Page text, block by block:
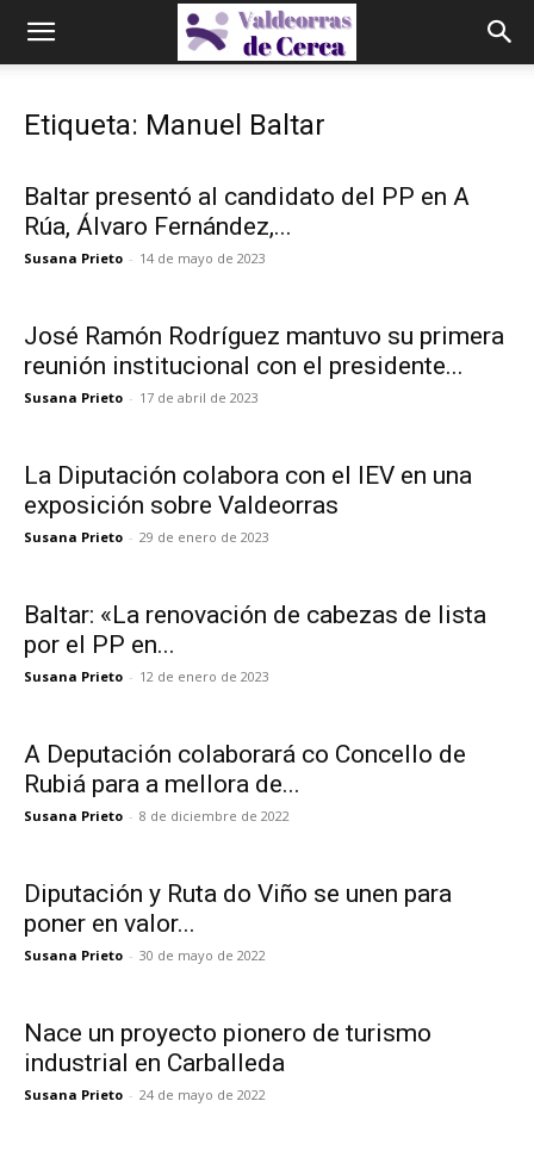
Etiqueta: Manuel Baltar
Baltar presentó al candidato del PP en A
Rúa, Álvaro Fernández,...
Susana Prieto - 14 de mayo de 2023
José Ramón Rodríguez mantuvo su primera
reunión institucional con el presidente...
Susana Prieto - 17 de abril de 2023
La Diputación colabora con el IEV en una
exposición sobre Valdeorras
Susana Prieto - 29 de enero de 2023
Baltar: «La renovación de cabezas de lista
por el PP en...
Susana Prieto - 12 de enero de 2023
A Deputación colaborará co Concello de
Rubiá para a mellora de...
Susana Prieto - 8 de diciembre de 2022
Diputación y Ruta do Viño se unen para
poner en valor...
Susana Prieto - 30 de mayo de 2022
Nace un proyecto pionero de turismo
industrial en Carballeda
Susana Prieto - 24 de mayo de 2022